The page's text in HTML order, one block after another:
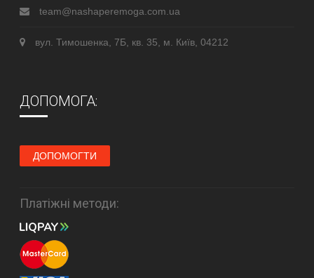
team@nashaperemoga.com.ua
вул. Тимошенка, 7Б, кв. 35, м. Київ, 04212
ДОПОМОГА:
ДОПОМОГТИ
Платіжні методи: